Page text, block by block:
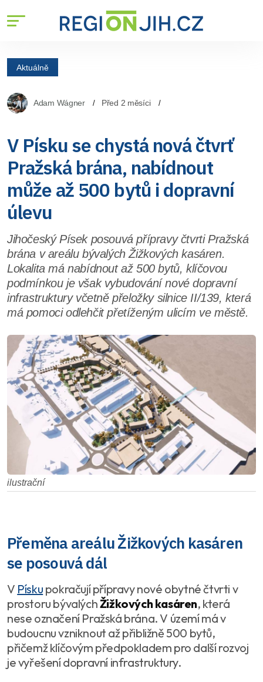
Aktuálně
Adam Wágner Před 2 měsíci
V Písku se chystá nová čtvrť
Pražská brána, nabídnout
může až 500 bytů i dopravní
úlevu
Jihočeský Písek posouvá přípravy čtvrti Pražská
brána v areálu bývalých Žižkových kasáren.
Lokalita má nabídnout až 500 bytů, klíčovou
podmínkou je však vybudování nové dopravní
infrastruktury včetně přeložky silnice II/139, která
má pomoci odlehčit přetíženým ulicím ve městě.
ilustrační
Přeměna areálu Žižkových kasáren
se posouvá dál
V Písku pokračují přípravy nové obytné čtvrti v
prostoru bývalýchŽižkových kasáren, která
nese označení Pražská brána. V území má v
budoucnu vzniknout až přibližně 500 bytů,
přičemž klíčovým předpokladem pro další rozvoj
je vyřešení dopravní infrastruktury.